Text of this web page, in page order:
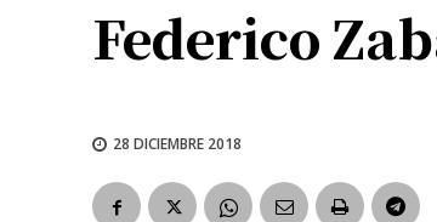
Federico
28 DICIEMBRE 2018